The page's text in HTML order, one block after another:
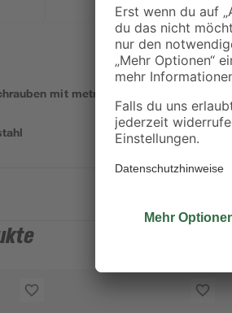
mit metrischem Gewinde